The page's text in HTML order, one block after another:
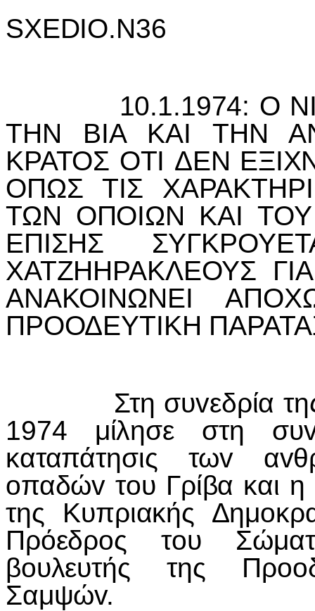
SXEDIO.N36
10.1.1974: Ο
ΤΗΝ ΒIΑ ΚΑI ΤΗΝ
ΚΡΑΤΟΣ ΟΤI ΔΕΝ
ΟΠΩΣ ΤIΣ
ΤΩΝ ΟΠΟIΩΝ ΚΑI ΤΟΥ
ΕΠIΣΗΣ
ΧΑΤΖΗΗΡΑΚΛΕΟΥΣ ΓI
ΑΝΑΚΟIΝΩΝΕI
ΠΡΟΟΔΕΥΤIΚΗ
Στη συvεδρία
1974 μίλησε στη
καταπάτησις τωv
oπαδώv τoυ Γρίβα και
της Κυπριακής
Πρόεδρoς τoυ
βoυλευτής της
Σαμψώv.